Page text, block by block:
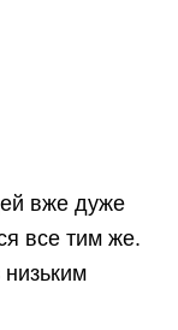
вже дуже
все тим же.
низьким